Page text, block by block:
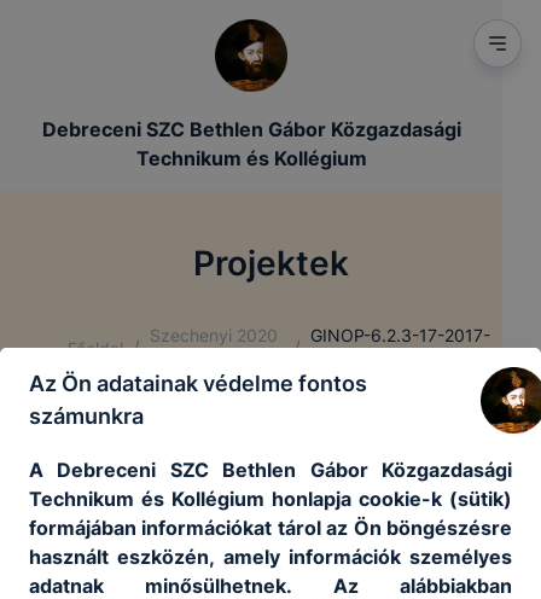
Debreceni SZC Bethlen Gábor Közgazdasági
Technikum és Kollégium
Projektek
Főoldal /
Szechenyi 2020
/
GINOP-6.2.3-17-2017-
GINOP-6.2.3-17-2017-00032
pályázat
További részletek:DSZC
Az Ön adatainak védelme fontos
számunkra
A Debreceni SZC Bethlen Gábor Közgazdasági
Technikum és Kollégium honlapja cookie-k (sütik)
formájában információkat tárol az Ön böngészésre
használt eszközén, amely információk személyes
adatnak minősülhetnek. Az alábbiakban